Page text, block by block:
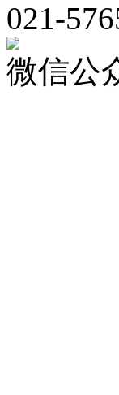
021-
微信公